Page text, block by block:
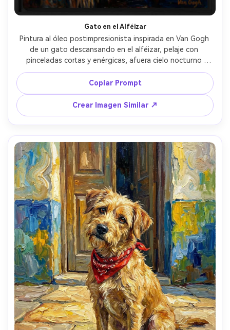
Gato en el Alféizar
Pintura al óleo postimpresionista inspirada en Van Gogh
de un gato descansando en el alféizar, pelaje con
pinceladas cortas y enérgicas, afuera cielo nocturno
giratorio con estrellas brillando, lámpara interna cálida
creando contraste de color audaz, grueso impasto en
bigotes y manta, ambiente acogedor y encantador,
composición de retrato bien equilibrada, lente 85mm,
poca profundidad de campo --ar 4:5
Copiar Prompt
Crear Imagen Similar ↗